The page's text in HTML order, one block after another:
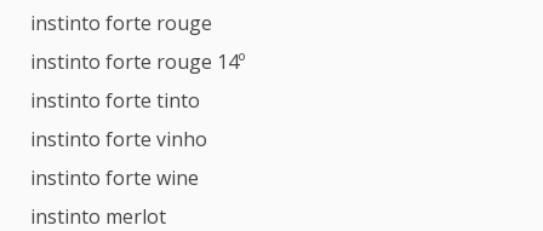
instinto forte rouge
instinto forte rouge 14º
instinto forte tinto
instinto forte vinho
instinto forte wine
instinto merlot